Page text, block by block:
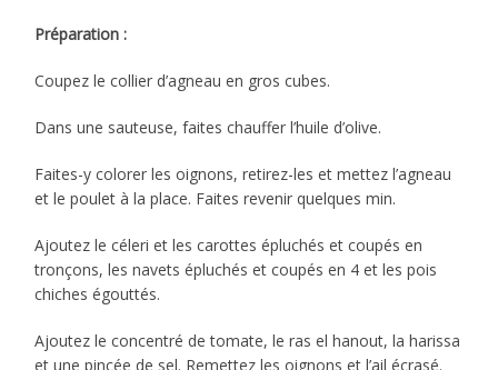
Préparation :
Coupez le collier d’agneau en gros cubes.
Dans une sauteuse, faites chauffer l’huile d’olive.
Faites-y colorer les oignons, retirez-les et mettez l’agneau
et le poulet à la place. Faites revenir quelques min.
Ajoutez le céleri et les carottes épluchés et coupés en
tronçons, les navets épluchés et coupés en 4 et les pois
chiches égouttés.
Ajoutez le concentré de tomate, le ras el hanout, la harissa
et une pincée de sel. Remettez les oignons et l’ail écrasé.